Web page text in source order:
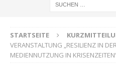
STARTSEITE
VERANSTALTUNG „RESILIENZ IN
MEDIENNUTZUNG IN